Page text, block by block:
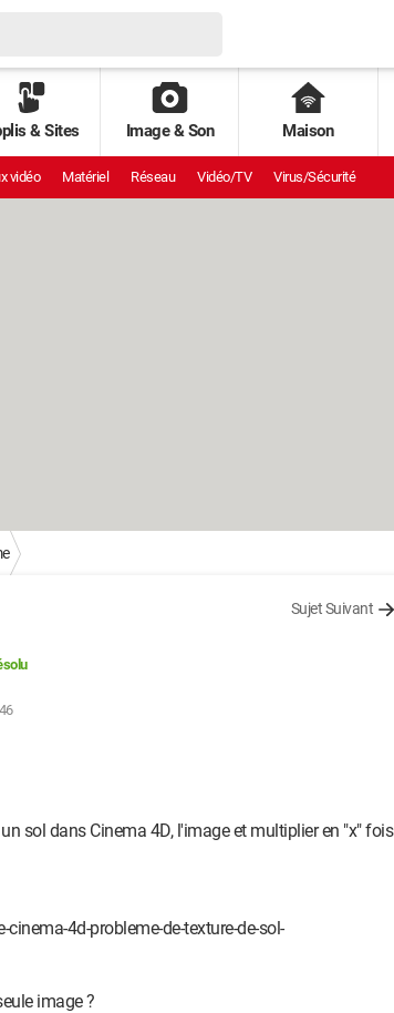
& Sites Image & Son Maison
vidéo Matériel Réseau Vidéo/TV Virus/Sécurité
Sujet Suivant
sol dans Cinema 4D, l'image et multiplier en "x" fois
4d-probleme-de-texture-de-sol-
image ?